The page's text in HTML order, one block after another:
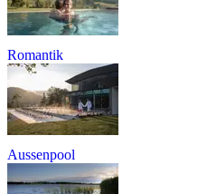
Romantik
Aussenpool